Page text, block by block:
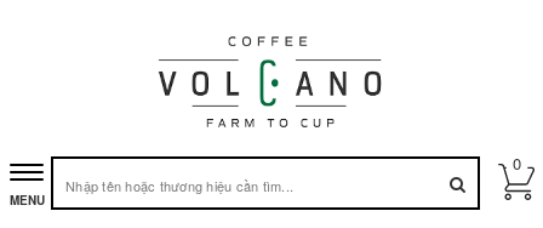
Toggle
navigation
MENU
0